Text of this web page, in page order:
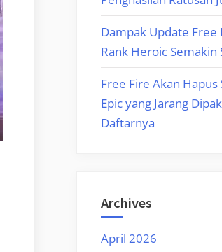
Dampak Update Free
Rank Heroic Semakin
Free Fire Akan Hapus
Epic yang Jarang
Daftarnya
Archives
April 2026